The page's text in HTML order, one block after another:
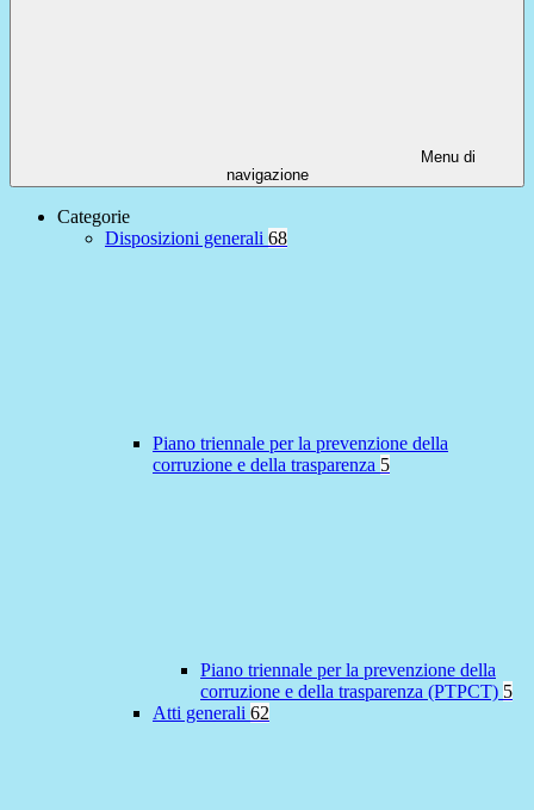
Menu di
navigazione
Categorie
Disposizioni generali 68
Piano triennale per la prevenzione della
corruzione e della trasparenza 5
Piano triennale per la prevenzione della
corruzione e della trasparenza (PTPCT) 5
Atti generali 62